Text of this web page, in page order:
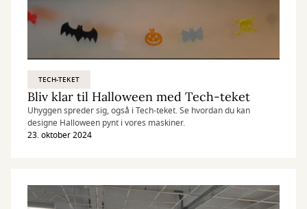
TECH-TEKET
Bliv klar til Halloween med Tech-teket
Uhyggen spreder sig, også i Tech-teket. Se hvordan du kan
designe Halloween pynt i vores maskiner.
23. oktober 2024